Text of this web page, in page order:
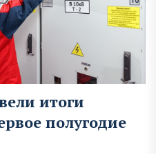
итоги
полугодие